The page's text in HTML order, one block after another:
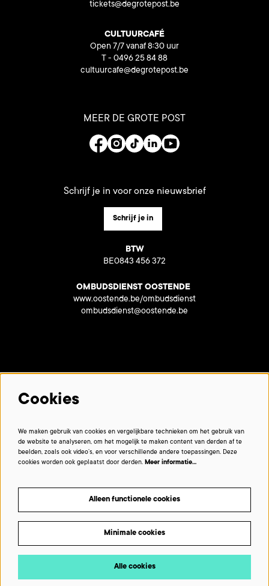
tickets@degrotepost.be
CULTUURCAFÉ
Open 7/7 vanaf 8:30 uur
T - 0496 25 84 88
cultuurcafe@degrotepost.be
MEER DE GROTE POST
Schrijf je in voor onze nieuwsbrief
Schrijf je in
BTW
BE0843 456 372
OMBUDSDIENST OOSTENDE
www.oostende.be/ombudsdienst
ombudsdienst@oostende.be
Beelden © VIRAAL - multimedialab De Grote Post © De Grote Post
Cookies
We maken gebruik van cookies en vergelijkbare technieken om het gebruik van
de website te analyseren, om het mogelijk te maken content van derden af te
beelden, zoals ook video’s, en voor verschillende andere toepassingen. Deze
cookies worden ook geplaatst door derden. Meer informatie…
Alleen functionele cookies
Minimale cookies
Alle cookies